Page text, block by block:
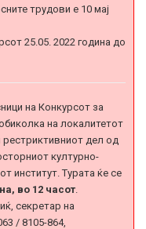
трудови е 10 мај
25.05. 2022 година до
на Конкурсот за
на локалитетот
дел од
културно-
институт. Турата ќе се
во 12 часот.
секретар на
/ 8105-864,